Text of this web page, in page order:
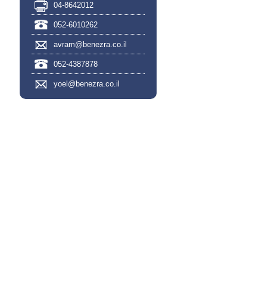
04-8642012
052-6010262
avram@benezra.co.il
052-4387878
yoel@benezra.co.il